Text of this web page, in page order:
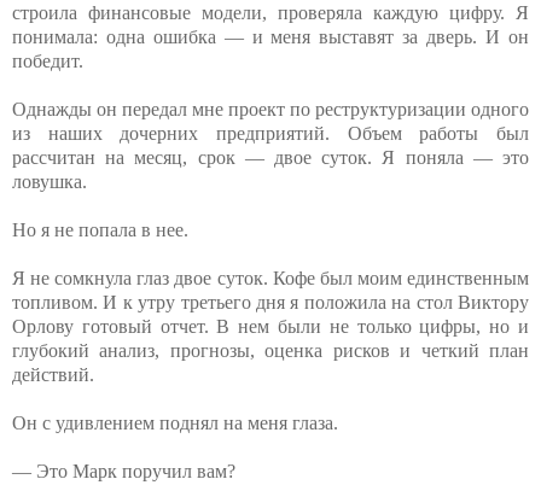
строила финансовые модели, проверяла каждую цифру. Я
понимала: одна ошибка — и меня выставят за дверь. И он
победит.
Однажды он передал мне проект по реструктуризации одного
из наших дочерних предприятий. Объем работы был
рассчитан на месяц, срок — двое суток. Я поняла — это
ловушка.
Но я не попала в нее.
Я не сомкнула глаз двое суток. Кофе был моим единственным
топливом. И к утру третьего дня я положила на стол Виктору
Орлову готовый отчет. В нем были не только цифры, но и
глубокий анализ, прогнозы, оценка рисков и четкий план
действий.
Он с удивлением поднял на меня глаза.
— Это Марк поручил вам?